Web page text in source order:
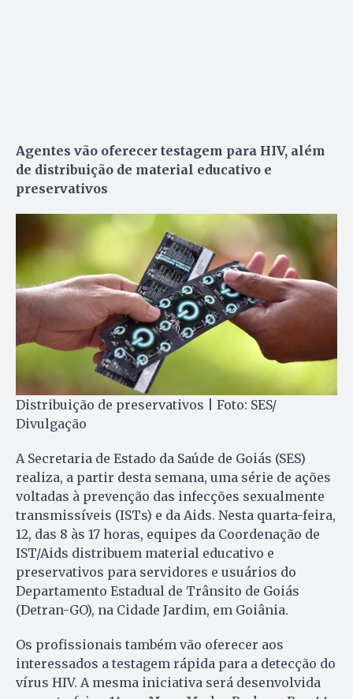
Agentes vão oferecer testagem para HIV, além
de distribuição de material educativo e
preservativos
Distribuição de preservativos | Foto: SES/
Divulgação
A Secretaria de Estado da Saúde de Goiás (SES)
realiza, a partir desta semana, uma série de ações
voltadas à prevenção das infecções sexualmente
transmissíveis (ISTs) e da Aids. Nesta quarta-feira,
12, das 8 às 17 horas, equipes da Coordenação de
IST/Aids distribuem material educativo e
preservativos para servidores e usuários do
Departamento Estadual de Trânsito de Goiás
(Detran-GO), na Cidade Jardim, em Goiânia.
Os profissionais também vão oferecer aos
interessados a testagem rápida para a detecção do
vírus HIV. A mesma iniciativa será desenvolvida